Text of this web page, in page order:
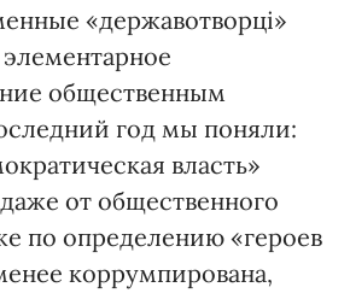
«державотворці»
общественным
год мы поняли:
власть»
от общественного
по определению «героев
коррумпирована,